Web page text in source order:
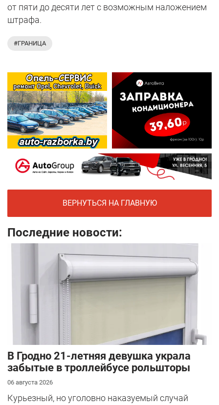
от пяти до десяти лет с возможным наложением
штрафа.
#ГРАНИЦА
ВЕРНУТЬСЯ НА ГЛАВНУЮ
Последние новости:
В Гродно 21-летняя девушка украла
забытые в троллейбусе рольшторы
06 августа 2026
Курьезный, но уголовно наказуемый случай